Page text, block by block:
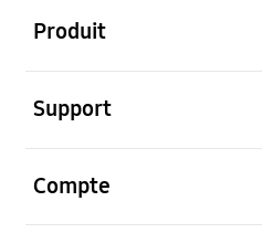
Produit
Support
Compte